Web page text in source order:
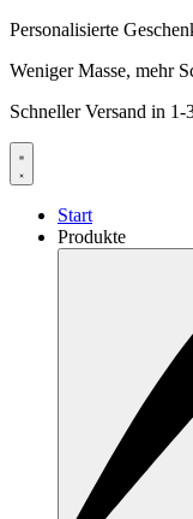
Personalisierte
Weniger Masse, mehr
Schneller Versand in 1-
Start
Produkte